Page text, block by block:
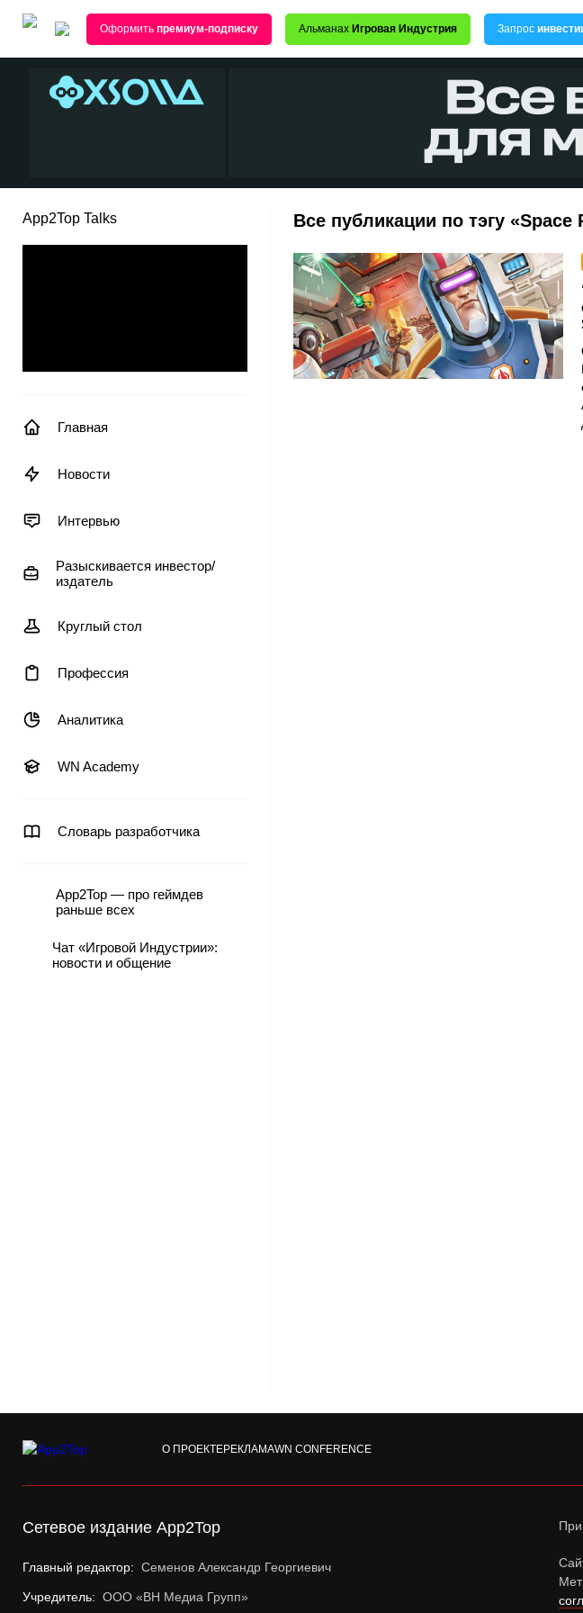
Оформить премиум-подписку Альманах Игровая Индустрия Запрос
App2Top Talks
Главная
Новости
Интервью
Разыскивается инвестор/
издатель
Круглый стол
Профессия
Аналитика
WN Academy
Словарь разработчика
App2Top — про геймдев
раньше всех
Чат «Игровой Индустрии»:
новости и общение
Все публикации по тэгу «Space
О ПРОЕКТЕРЕКЛАМАWN CONFERENCE
Сетевое издание App2Top
Главный редактор: Семенов Александр Георгиевич
Учредитель: ООО «ВН Медиа Групп»